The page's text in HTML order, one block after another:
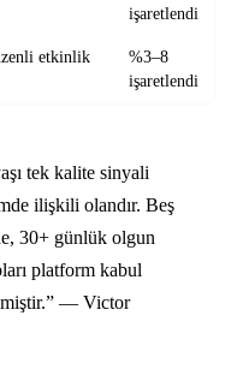
işaretlendi
etkinlik
%3–8
işaretlendi
tek kalite sinyali
ilişkili olandır. Beş
30+ günlük olgun
platform kabul
— Victor